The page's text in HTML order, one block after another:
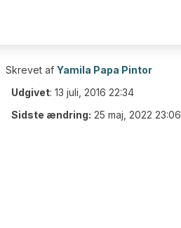
Skrevet af Yamila Papa Pintor
Udgivet: 13 juli, 2016 22:34
Sidste ændring: 25 maj, 2022 23:06